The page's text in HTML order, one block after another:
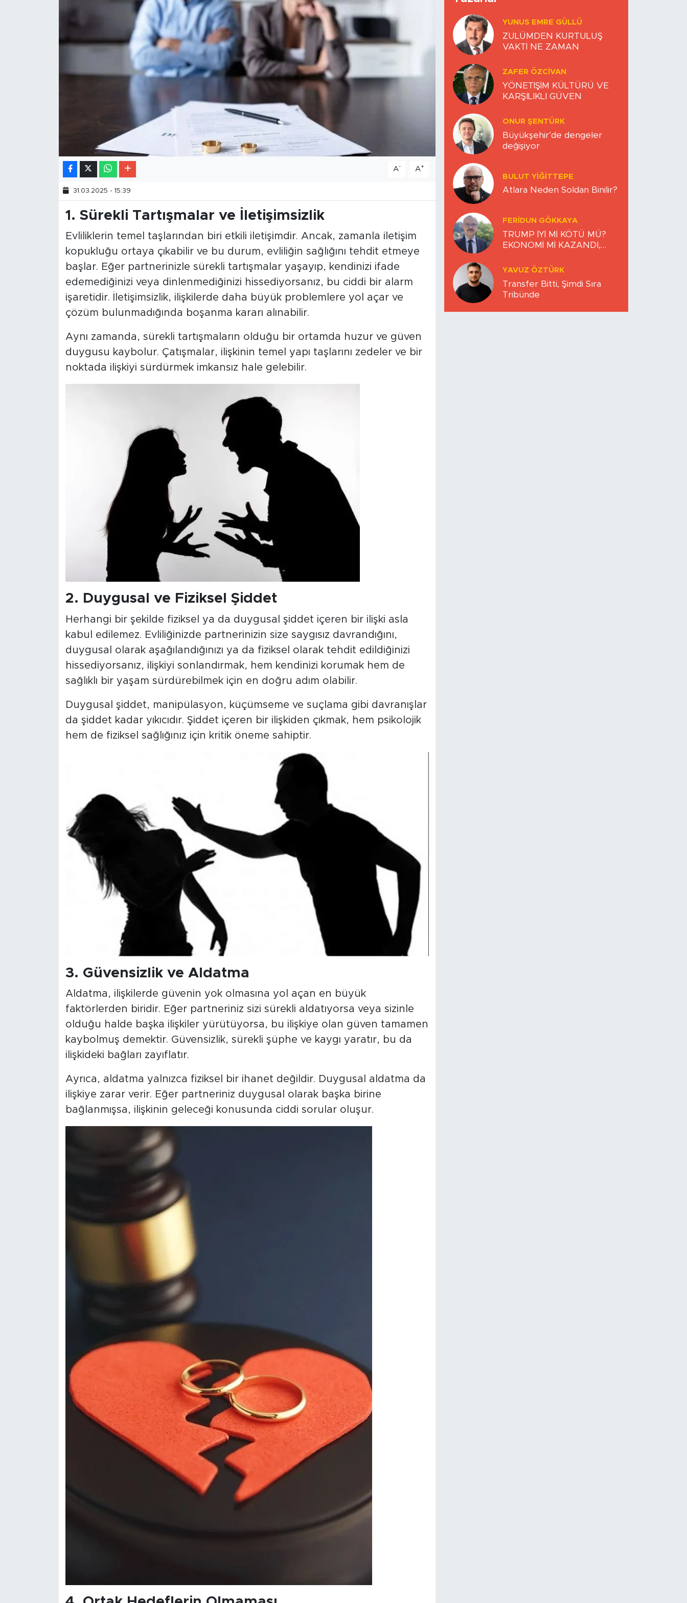
A- A+
31.03.2025 - 15:39
1. Sürekli Tartışmalar ve İletişimsizlik
Evliliklerin temel taşlarından biri etkili iletişimdir. Ancak, zamanla iletişim
kopukluğu ortaya çıkabilir ve bu durum, evliliğin sağlığını tehdit etmeye
başlar. Eğer partnerinizle sürekli tartışmalar yaşayıp, kendinizi ifade
edemediğinizi veya dinlenmediğinizi hissediyorsanız, bu ciddi bir alarm
işaretidir. İletişimsizlik, ilişkilerde daha büyük problemlere yol açar ve
çözüm bulunmadığında boşanma kararı alınabilir.
Aynı zamanda, sürekli tartışmaların olduğu bir ortamda huzur ve güven
duygusu kaybolur. Çatışmalar, ilişkinin temel yapı taşlarını zedeler ve bir
noktada ilişkiyi sürdürmek imkansız hale gelebilir.
2. Duygusal ve Fiziksel Şiddet
Herhangi bir şekilde fiziksel ya da duygusal şiddet içeren bir ilişki asla
kabul edilemez. Evliliğinizde partnerinizin size saygısız davrandığını,
duygusal olarak aşağılandığınızı ya da fiziksel olarak tehdit edildiğinizi
hissediyorsanız, ilişkiyi sonlandırmak, hem kendinizi korumak hem de
sağlıklı bir yaşam sürdürebilmek için en doğru adım olabilir.
Duygusal şiddet, manipülasyon, küçümseme ve suçlama gibi davranışlar
da şiddet kadar yıkıcıdır. Şiddet içeren bir ilişkiden çıkmak, hem psikolojik
hem de fiziksel sağlığınız için kritik öneme sahiptir.
3. Güvensizlik ve Aldatma
Aldatma, ilişkilerde güvenin yok olmasına yol açan en büyük
faktörlerden biridir. Eğer partneriniz sizi sürekli aldatıyorsa veya sizinle
olduğu halde başka ilişkiler yürütüyorsa, bu ilişkiye olan güven tamamen
kaybolmuş demektir. Güvensizlik, sürekli şüphe ve kaygı yaratır, bu da
ilişkideki bağları zayıflatır.
Ayrıca, aldatma yalnızca fiziksel bir ihanet değildir. Duygusal aldatma da
ilişkiye zarar verir. Eğer partneriniz duygusal olarak başka birine
bağlanmışsa, ilişkinin geleceği konusunda ciddi sorular oluşur.
YUNUS EMRE GÜLLÜ
ZULÜMDEN KURTULUŞ
VAKTİ NE ZAMAN
ZAFER ÖZCIVAN
YÖNETİŞİM KÜLTÜRÜ VE
KARŞILIKLI GÜVEN
ONUR ŞENTÜRK
Büyükşehir’de dengeler
değişiyor
BULUT YİĞİTTEPE
Atlara Neden Soldan Binilir?
FERIDUN GÖKKAYA
TRUMP İYİ Mİ KÖTÜ MÜ?
EKONOMİ Mİ KAZANDI,
YAVUZ ÖZTÜRK
Transfer Bitti, Şimdi Sıra
Tribünde